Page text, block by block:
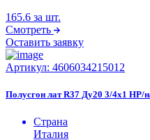
165.6 за шт.
Смотреть
Оставить заявку
Артикул: 4606034215012
Полусгон лат R37 Ду20 3/4x1 НР/
Страна
Италия